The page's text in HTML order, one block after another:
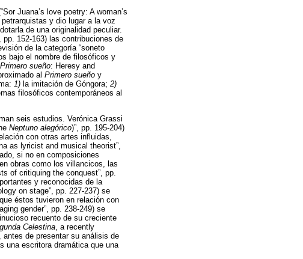
Juana’s love poetry: A woman’s
y dio lugar a la voz
de una originalidad peculiar.
152-163) las contribuciones de
de la categoría “soneto
bajo el nombre de filosóficos y
Primero sueño: Heresy and
al Primero sueño y
1) la imitación de Góngora; 2)
filosóficos contemporáneos al
seis estudios. Verónica Grassi
Neptuno alegórico)”, pp. 195-204)
con otras artes influidas,
as lyricist and musical theorist”,
si no en composiciones
obras como los villancicos, las
of critiquing the conquest”, pp.
y reconocidas de la
on stage”, pp. 227-237) se
éstos tuvieron en relación con
gender”, pp. 238-249) se
recuento de su creciente
Celestina , a recently
antes de presentar su análisis de
una escritora dramática que una